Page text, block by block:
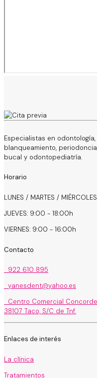
Especialistas en
blanqueamiento,
bucal y odontopediatría.
Horario
LUNES / MARTES /
JUEVES: 9:00 - 18:00h
VIERNES: 9:00 - 16:00h
Contacto
922 610 895
yanesdent@yahoo.es
Centro Comercial Concorde
38107 Taco, S/C de Tnf.
Enlaces de interés
La clínica
Tratamientos